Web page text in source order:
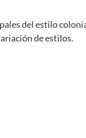
del estilo
de estilos.